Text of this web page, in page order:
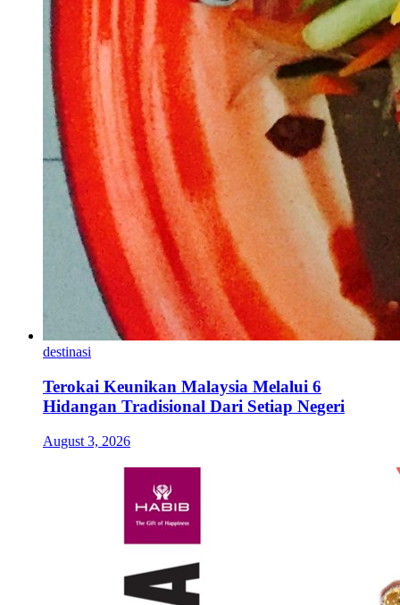
destinasi
Terokai Keunikan Malaysia Melalui 6
Hidangan Tradisional Dari Setiap Negeri
August 3, 2026